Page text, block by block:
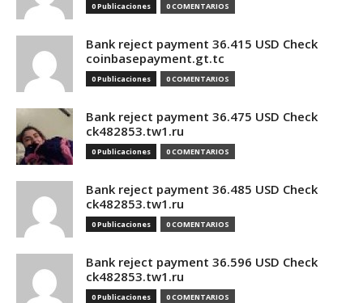
0 Publicaciones 0 COMENTARIOS
Bank reject payment 36.415 USD Check
coinbasepayment.gt.tc
0 Publicaciones 0 COMENTARIOS
Bank reject payment 36.475 USD Check
ck482853.tw1.ru
0 Publicaciones 0 COMENTARIOS
Bank reject payment 36.485 USD Check
ck482853.tw1.ru
0 Publicaciones 0 COMENTARIOS
Bank reject payment 36.596 USD Check
ck482853.tw1.ru
0 Publicaciones 0 COMENTARIOS